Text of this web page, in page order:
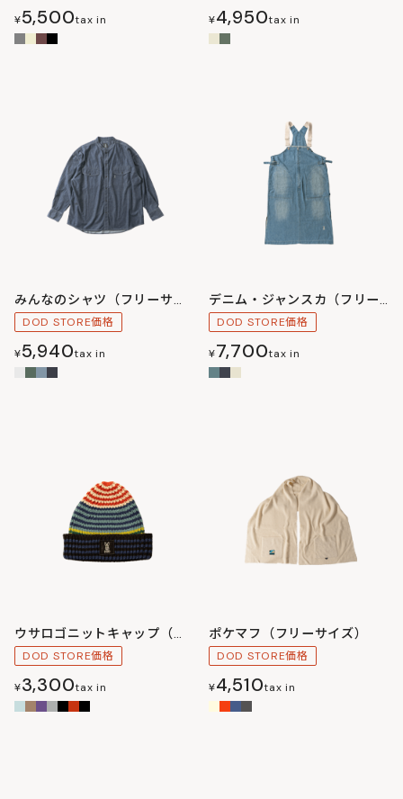
¥5,500tax in ¥4,950tax in
みんなのシャツ（フリーサイズ）
DOD STORE価格
¥5,940tax in
デニム・ジャンスカ（フリーサイズ）
DOD STORE価格
¥7,700tax in
ウサロゴニットキャップ（フリーサイズ）
DOD STORE価格
¥3,300tax in
ポケマフ（フリーサイズ）
DOD STORE価格
¥4,510tax in